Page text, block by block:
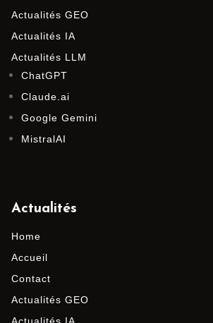
Actualités GEO
Actualités IA
Actualités LLM
ChatGPT
Claude.ai
Google Gemini
MistralAI
Actualités
Home
Accueil
Contact
Actualités GEO
Actualités IA